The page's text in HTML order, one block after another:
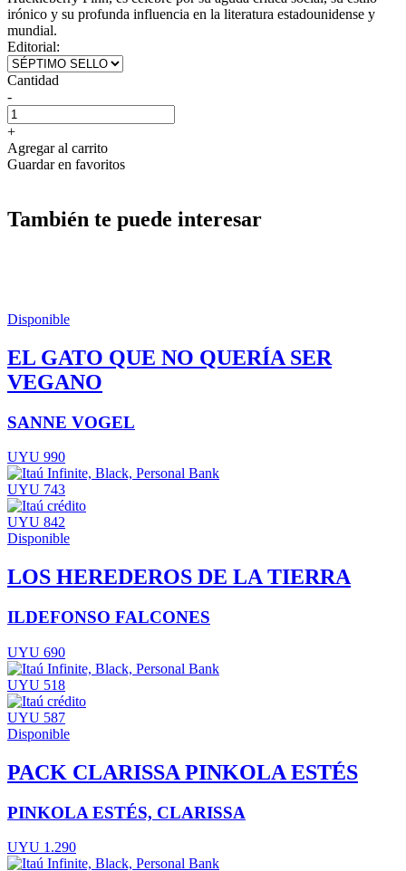
irónico y su profunda influencia en la literatura estadounidense y
mundial.
Editorial:
Cantidad
-
+
Agregar al carrito
Guardar en favoritos
También te puede interesar
Disponible
EL GATO QUE NO QUERÍA SER
VEGANO
SANNE VOGEL
UYU 990
UYU 743
UYU 842
Disponible
LOS HEREDEROS DE LA TIERRA
ILDEFONSO FALCONES
UYU 690
UYU 518
UYU 587
Disponible
PACK CLARISSA PINKOLA ESTÉS
PINKOLA ESTÉS, CLARISSA
UYU 1.290